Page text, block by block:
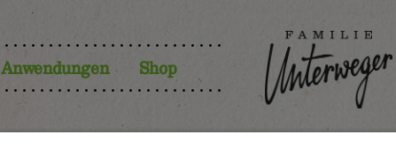
Anwendungen Shop